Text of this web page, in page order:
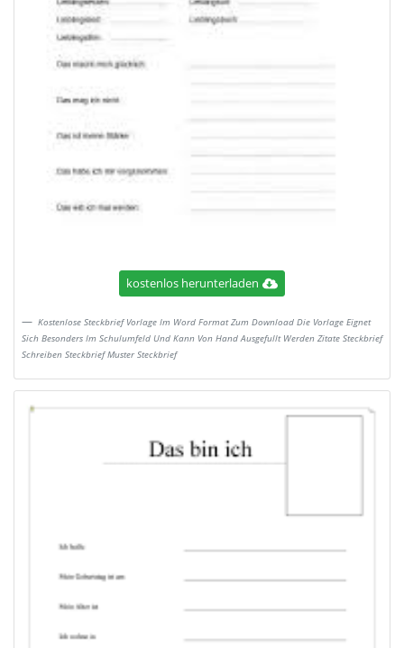
kostenlos herunterladen
Kostenlose Steckbrief Vorlage Im Word Format Zum Download Die Vorlage Eignet
Sich Besonders Im Schulumfeld Und Kann Von Hand Ausgefullt Werden Zitate Steckbrief
Schreiben Steckbrief Muster Steckbrief